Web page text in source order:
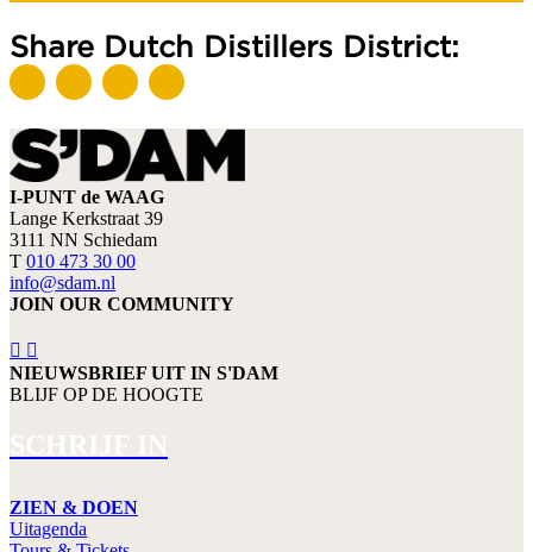
Share Dutch Distillers District:
I-PUNT de WAAG
Lange Kerkstraat 39
3111 NN Schiedam
T 010 473 30 00
info@sdam.nl
JOIN OUR COMMUNITY
NIEUWSBRIEF UIT IN S'DAM
BLIJF OP DE HOOGTE
SCHRIJF IN
ZIEN & DOEN
Uitagenda